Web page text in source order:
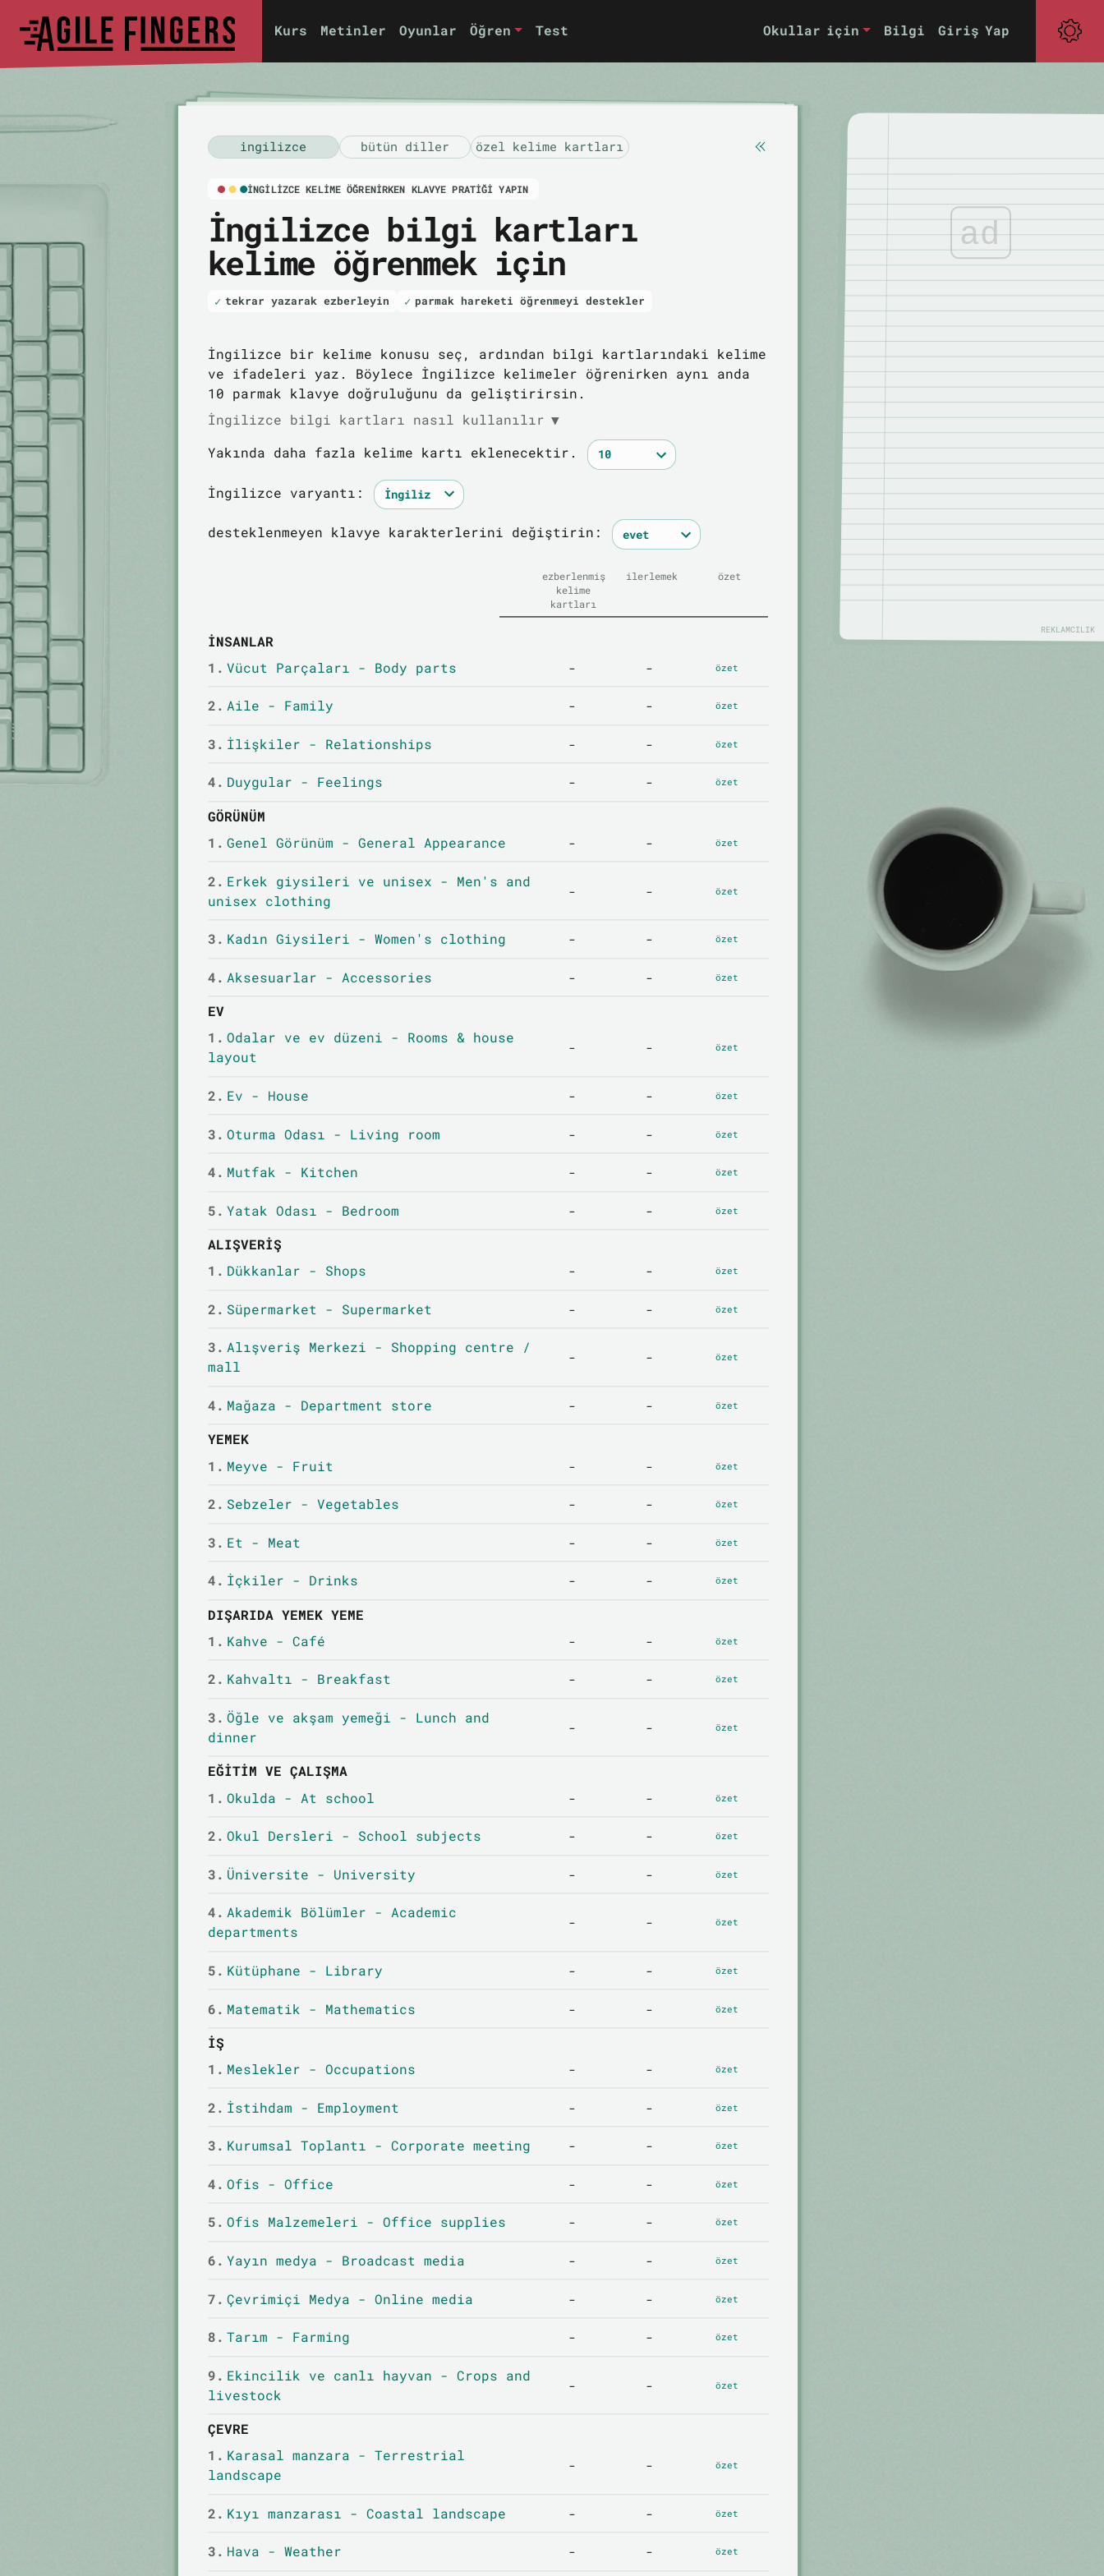
Kurs Metinler Oyunlar Öğren Test Okullar için Bilgi Giriş Yap
i̇ngilizce bütün diller özel kelime kartları
İNGILIZCE KELIME ÖĞRENIRKEN KLAVYE PRATIĞI YAPIN
İngilizce bilgi kartları
kelime öğrenmek için
tekrar yazarak ezberleyin parmak hareketi öğrenmeyi destekler
İngilizce bir kelime konusu seç, ardından bilgi kartlarındaki kelime
ve ifadeleri yaz. Böylece İngilizce kelimeler öğrenirken aynı anda
10 parmak klavye doğruluğunu da geliştirirsin.
İngilizce bilgi kartları nasıl kullanılır ▼
Yakında daha fazla kelime kartı eklenecektir.
İngilizce varyantı:
desteklenmeyen klavye karakterlerini değiştirin:
ezberlenmiş
kelime
kartları
ilerlemek özet
İNSANLAR
1. Vücut Parçaları - Body parts - - özet
2. Aile - Family - - özet
3. İlişkiler - Relationships - - özet
4. Duygular - Feelings - - özet
GÖRÜNÜM
1. Genel Görünüm - General Appearance - - özet
2. Erkek giysileri ve unisex - Men's and
unisex clothing
- - özet
3. Kadın Giysileri - Women's clothing - - özet
4. Aksesuarlar - Accessories - - özet
EV
1. Odalar ve ev düzeni - Rooms & house
layout
- - özet
2. Ev - House - - özet
3. Oturma Odası - Living room - - özet
4. Mutfak - Kitchen - - özet
5. Yatak Odası - Bedroom - - özet
ALIŞVERIŞ
1. Dükkanlar - Shops - - özet
2. Süpermarket - Supermarket - - özet
3. Alışveriş Merkezi - Shopping centre /
mall
- - özet
4. Mağaza - Department store - - özet
YEMEK
1. Meyve - Fruit - - özet
2. Sebzeler - Vegetables - - özet
3. Et - Meat - - özet
4. İçkiler - Drinks - - özet
DIŞARIDA YEMEK YEME
1. Kahve - Café - - özet
2. Kahvaltı - Breakfast - - özet
3. Öğle ve akşam yemeği - Lunch and
dinner
- - özet
EĞITIM VE ÇALIŞMA
1. Okulda - At school - - özet
2. Okul Dersleri - School subjects - - özet
3. Üniversite - University - - özet
4. Akademik Bölümler - Academic
departments
- - özet
5. Kütüphane - Library - - özet
6. Matematik - Mathematics - - özet
İŞ
1. Meslekler - Occupations - - özet
2. İstihdam - Employment - - özet
3. Kurumsal Toplantı - Corporate meeting - - özet
4. Ofis - Office - - özet
5. Ofis Malzemeleri - Office supplies - - özet
6. Yayın medya - Broadcast media - - özet
7. Çevrimiçi Medya - Online media - - özet
8. Tarım - Farming - - özet
9. Ekincilik ve canlı hayvan - Crops and
livestock
- - özet
ÇEVRE
1. Karasal manzara - Terrestrial
landscape
- - özet
2. Kıyı manzarası - Coastal landscape - - özet
3. Hava - Weather - - özet
ad
REKLAMCILIK